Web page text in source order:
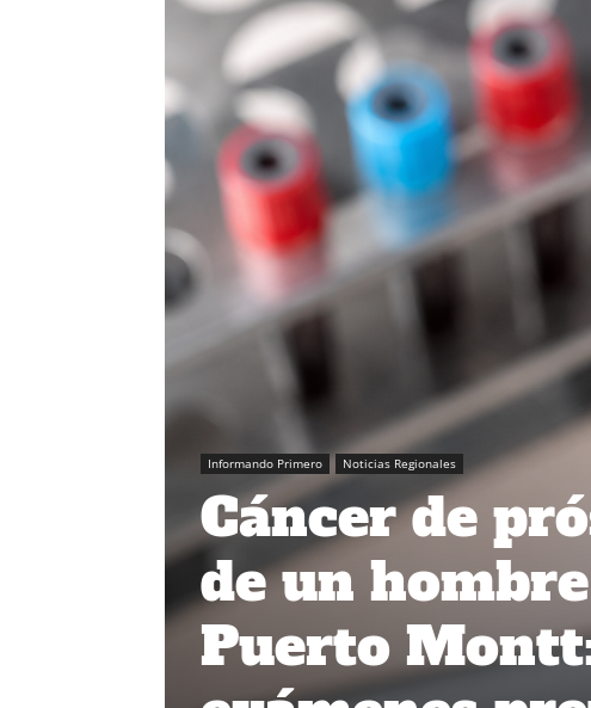
Informando Primero Noticias Regionales
Cáncer de
de un
Puerto